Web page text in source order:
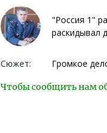
"Россия 1"
раскидывал
Сюжет: Громкое
Чтобы сообщить нам